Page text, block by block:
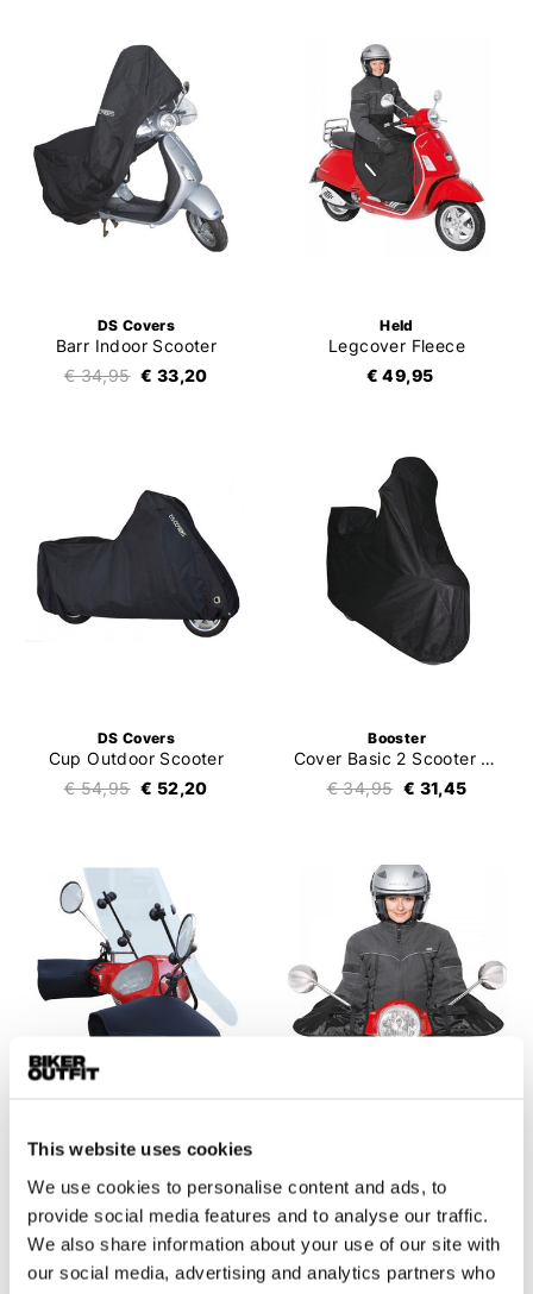
This website uses cookies
We use cookies to personalise content and ads, to
provide social media features and to analyse our traffic.
We also share information about your use of our site with
our social media, advertising and analytics partners who
DS Covers
Barr Indoor Scooter
€ 34,95 € 33,20
Held
Legcover Fleece
€ 49,95
DS Covers
Cup Outdoor Scooter
€ 54,95 € 52,20
Booster
Cover Basic 2 Scooter + Topcase + Shield
€ 34,95 € 31,45
DS Covers
€ 42,70
€ 29,95